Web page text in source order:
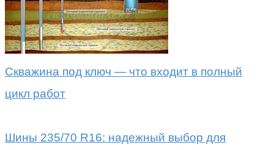
Скважина под ключ — что входит в полный
цикл работ
Шины 235/70 R16: надежный выбор для